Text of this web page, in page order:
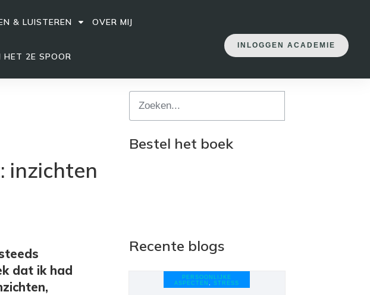
& LUISTEREN OVER MIJ
HET 2E SPOOR
INLOGGEN ACADEMIE
inzichten
dat ik had
Bestel het boek
Recente blogs
PERSOONLIJKE
ASPECTEN, STRESS